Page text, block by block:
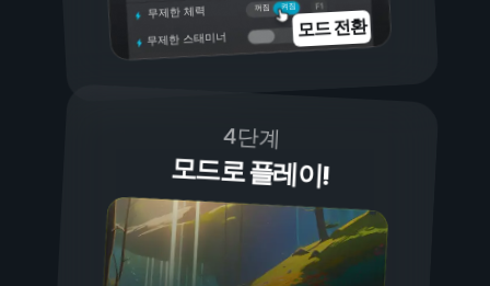
켜짐
꺼짐
무제한 체력
무제한 스태미너 모드 전환
4단계
모드로 플레이!